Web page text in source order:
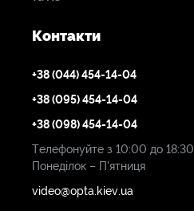
Контакти
+38 (044) 454-14-04
+38 (095) 454-14-04
+38 (098) 454-14-04
Телефонуйте з 10:00 до 18:30
Понеділок – П'ятниця
video@opta.kiev.ua